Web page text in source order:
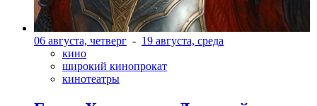
06 августа, четверг - 19 августа, среда
кино
широкий кинопрокат
кинотеатры